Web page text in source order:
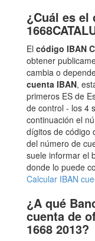
¿Cuál es el
El código IBAN
obtener
cambia o
cuenta IBAN,
primeros ES de
de control - los 4
continuación el
dígitos de código
del número de
suele informar el
donde lo puede
Calcular IBAN
¿A qué
cuenta de
1668 2013?